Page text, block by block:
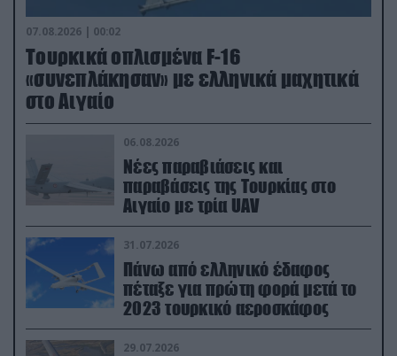
07.08.2026 | 00:02
Τουρκικά οπλισμένα F-16
«συνεπλάκησαν» με ελληνικά μαχητικά
στο Αιγαίο
06.08.2026
Νέες παραβιάσεις και
παραβάσεις της Τουρκίας στο
Αιγαίο με τρία UAV
31.07.2026
Πάνω από ελληνικό έδαφος
πέταξε για πρώτη φορά μετά το
2023 τουρκικό αεροσκάφος
29.07.2026